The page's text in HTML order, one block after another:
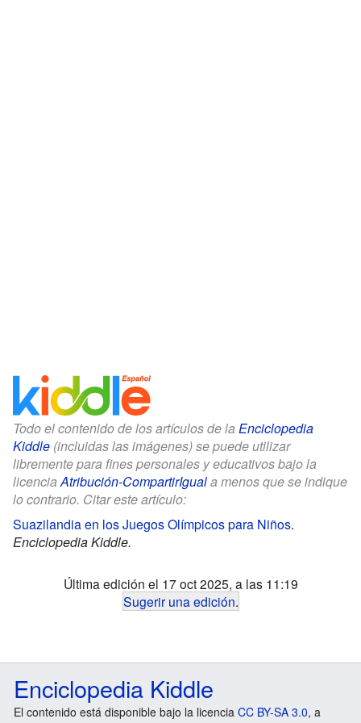
Todo el contenido de los artículos de la Enciclopedia
Kiddle (incluidas las imágenes) se puede utilizar
libremente para fines personales y educativos bajo la
licenciaAtribución-CompartirIguala menos que se indique
lo contrario. Citar este artículo:
Suazilandia en los Juegos Olímpicos para Niños.
Enciclopedia Kiddle.
Última edición el 17 oct 2025, a las 11:19
Sugerir una edición.
Enciclopedia Kiddle
El contenido está disponible bajo la licencia CC BY-SA 3.0, a